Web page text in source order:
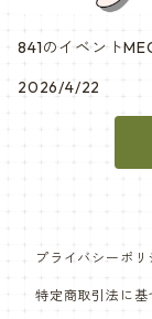
841のイベント
2026/4/22
プライバシーポリ
特定商取引法に基